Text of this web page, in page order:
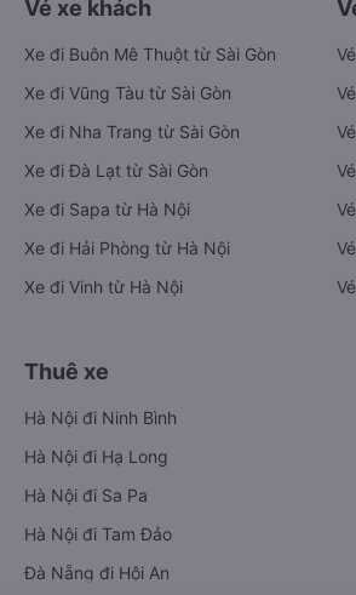
Vé xe khách
Xe đi Buôn Mê Thuột từ Sài Gòn
Xe đi Vũng Tàu từ Sài Gòn
Xe đi Nha Trang từ Sài Gòn
Xe đi Đà Lạt từ Sài Gòn
Xe đi Sapa từ Hà Nội
Xe đi Hải Phòng từ Hà Nội
Xe đi Vinh từ Hà Nội
Thuê xe
Hà Nội đi Ninh Bình
Hà Nội đi Hạ Long
Hà Nội đi Sa Pa
Hà Nội đi Tam Đảo
Đà Nẵng đi Hội An